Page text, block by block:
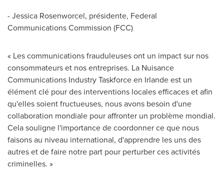
-Jessica Rosenworcel, présidente, Federal
Communications Commission (FCC)
« Les communications frauduleuses ont un impact sur nos
consommateurs et nos entreprises. La Nuisance
Communications Industry Taskforce en Irlandeest un
élément clé pour des interventions locales efficaces et afin
qu'elles soient fructueuses, nous avons besoin d'une
collaboration mondiale pour affronter un problème mondial.
Cela souligne l'importance de coordonner ce que nous
faisons au niveau international, d'apprendre les uns des
autres et de faire notre part pour perturber ces activités
criminelles. »